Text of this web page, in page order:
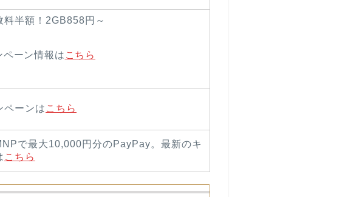
料半額！2GB858円～
ペーン情報は こちら
ペーンは こちら
で最大10,000円分のPayPay。最新のキ
こちら